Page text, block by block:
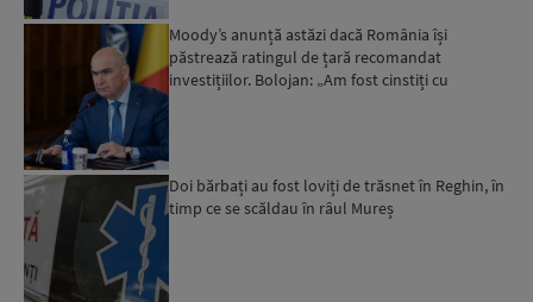
Moody’s anunță astăzi dacă România își
păstrează ratingul de țară recomandat
investițiilor. Bolojan: „Am fost cinstiți cu
Doi bărbați au fost loviți de trăsnet în Reghin, în
timp ce se scăldau în râul Mureș